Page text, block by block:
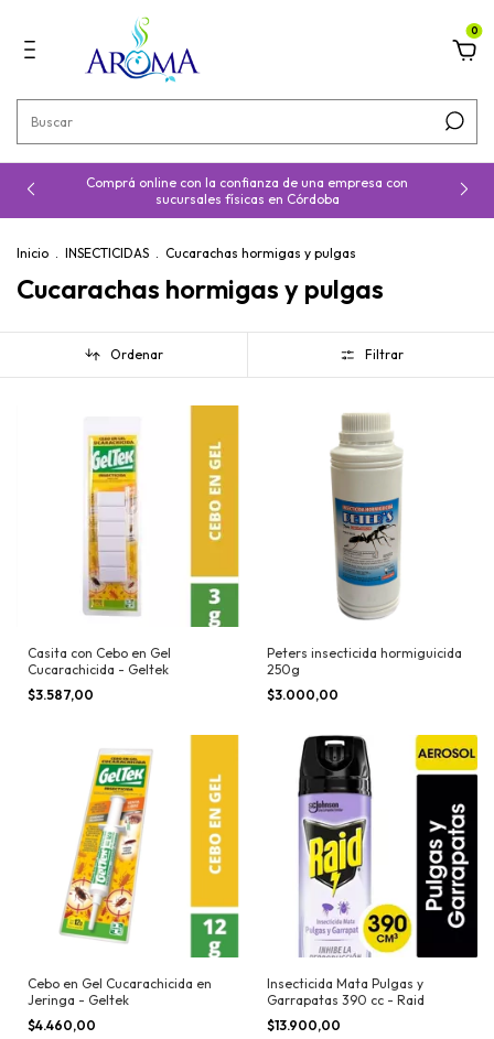
0
Comprá online con la confianza de una empresa con
sucursales físicas en Córdoba
Inicio . INSECTICIDAS . Cucarachas hormigas y pulgas
Cucarachas hormigas y pulgas
Ordenar Filtrar
Casita con Cebo en Gel
Cucarachicida - Geltek
$3.587,00
Peters insecticida hormiguicida
250g
$3.000,00
Cebo en Gel Cucarachicida en
Jeringa - Geltek
$4.460,00
Insecticida Mata Pulgas y
Garrapatas 390 cc - Raid
$13.900,00